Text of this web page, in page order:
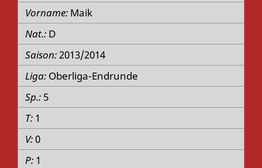
Maik
D
2013/2014
Oberliga-Endrunde
5
1
0
1